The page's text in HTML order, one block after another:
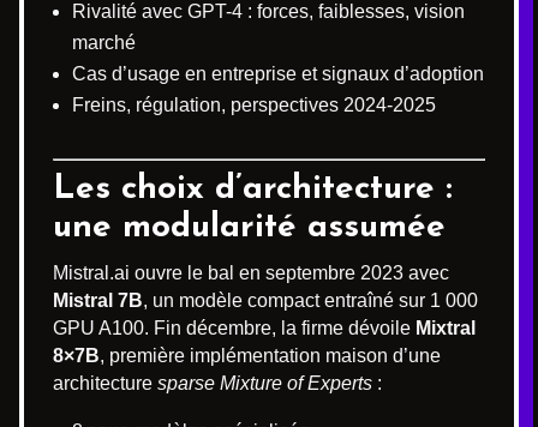
Rivalité avec GPT-4 : forces, faiblesses, vision
marché
Cas d’usage en entreprise et signaux d’adoption
Freins, régulation, perspectives 2024-2025
Les choix d’architecture :
une modularité assumée
Mistral.ai ouvre le bal en septembre 2023 avec
Mistral 7B, un modèle compact entraîné sur 1 000
GPU A100. Fin décembre, la firme dévoile Mixtral
8×7B, première implémentation maison d’une
architecture sparse Mixture of Experts :